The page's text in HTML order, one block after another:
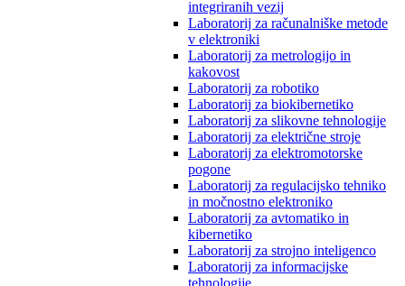
integriranih vezij
Laboratorij za računalniške metode
v elektroniki
Laboratorij za metrologijo in
kakovost
Laboratorij za robotiko
Laboratorij za biokibernetiko
Laboratorij za slikovne tehnologije
Laboratorij za električne stroje
Laboratorij za elektromotorske
pogone
Laboratorij za regulacijsko tehniko
in močnostno elektroniko
Laboratorij za avtomatiko in
kibernetiko
Laboratorij za strojno inteligenco
Laboratorij za informacijske
tehnologije